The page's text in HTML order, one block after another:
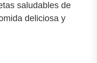
saludables de
deliciosa y